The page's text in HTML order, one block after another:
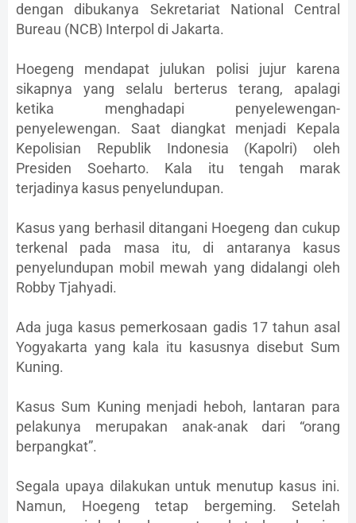
dengan dibukanya Sekretariat National Central
Bureau (NCB) Interpol di Jakarta.
Hoegeng mendapat julukan polisi jujur karena
sikapnya yang selalu berterus terang, apalagi
ketika menghadapi penyelewengan-
penyelewengan. Saat diangkat menjadi Kepala
Kepolisian Republik Indonesia (Kapolri) oleh
Presiden Soeharto. Kala itu tengah marak
terjadinya kasus penyelundupan.
Kasus yang berhasil ditangani Hoegeng dan cukup
terkenal pada masa itu, di antaranya kasus
penyelundupan mobil mewah yang didalangi oleh
Robby Tjahyadi.
Ada juga kasus pemerkosaan gadis 17 tahun asal
Yogyakarta yang kala itu kasusnya disebut Sum
Kuning.
Kasus Sum Kuning menjadi heboh, lantaran para
pelakunya merupakan anak-anak dari “orang
berpangkat”.
Segala upaya dilakukan untuk menutup kasus ini.
Namun, Hoegeng tetap bergeming. Setelah